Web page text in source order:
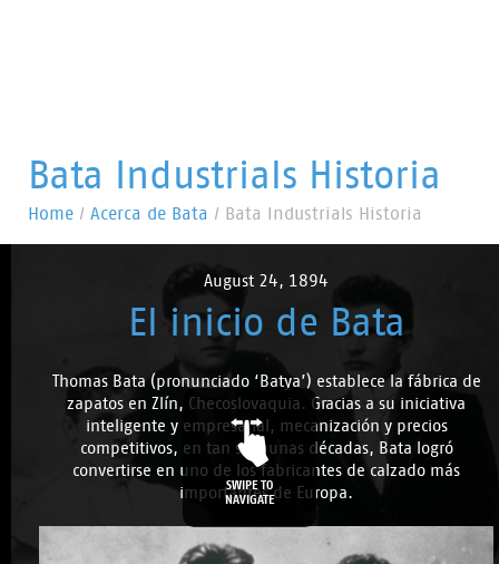
Bata Industrials Historia
Home / Acerca de Bata / Bata Industrials Historia
August 24, 1894
El inicio de Bata
Thomas Bata (pronunciado ‘Batya’) establece la fábrica de
zapatos en Zlín, Checoslovaquia. Gracias a su iniciativa
inteligente y empresarial, mecanización y precios
competitivos, en tan sólo unas décadas, Bata logró
convertirse en uno de los fabricantes de calzado más
importantes de Europa.
SWIPE TO
NAVIGATE